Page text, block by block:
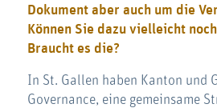
Dokument aber auch um die
Können Sie dazu vielleicht
Braucht es die?
In St. Gallen haben Kanton und
Governance, eine gemeinsame